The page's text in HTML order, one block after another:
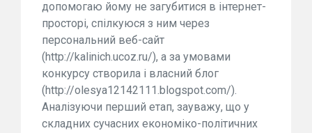
допомогаю йому не загубитися в інтернет-
просторі, спілкуюся з ним через
персональний веб-сайт
(http://kalinich.ucoz.ru/), а за умовами
конкурсу створила і власний блог
(http://olesya12142111.blogspot.com/).
Аналізуючи перший етап, зауважу, що у
складних сучасних економіко-політичних